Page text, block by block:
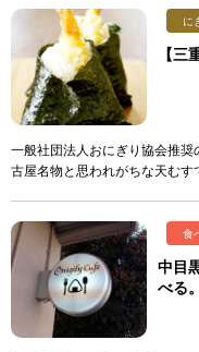
に
【三
一般社団法人おにぎり協会推
古屋名物と思われがちな天む
食
中目
べる。